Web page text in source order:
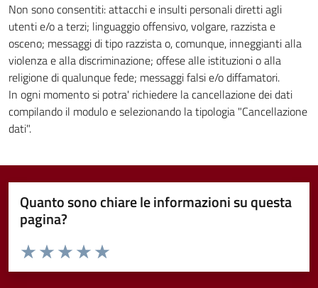
Non sono consentiti: attacchi e insulti personali diretti agli
utenti e/o a terzi; linguaggio offensivo, volgare, razzista e
osceno; messaggi di tipo razzista o, comunque, inneggianti alla
violenza e alla discriminazione; offese alle istituzioni o alla
religione di qualunque fede; messaggi falsi e/o diffamatori.
In ogni momento si potra' richiedere la cancellazione dei dati
compilando il modulo e selezionando la tipologia "Cancellazione
dati".
Quanto sono chiare le informazioni su questa
pagina?
Valuta da 1 a 5 stelle la pagina
Valuta 5 stelle su 5
Valuta 4 stelle su 5
Valuta 3 stelle su 5
Valuta 2 stelle su 5
Valuta 1 stelle su 5